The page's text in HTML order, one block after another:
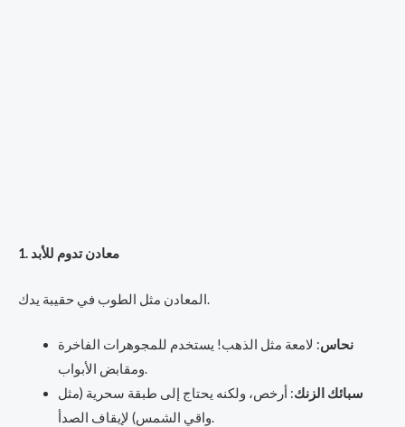
1. معادن تدوم للأبد
المعادن مثل الطوب في حقيبة يدك.
نحاس: لامعة مثل الذهب! يستخدم للمجوهرات الفاخرة
ومقابض الأبواب.
سبائك الزنك: أرخص، ولكنه يحتاج إلى طبقة سحرية (مثل
واقي الشمس) لإيقاف الصدأ.